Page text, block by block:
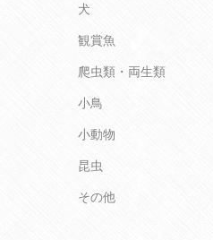
犬
観賞魚
爬虫類・両生類
小鳥
小動物
昆虫
その他